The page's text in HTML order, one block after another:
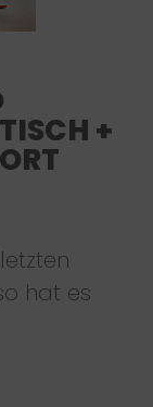
+
hat es